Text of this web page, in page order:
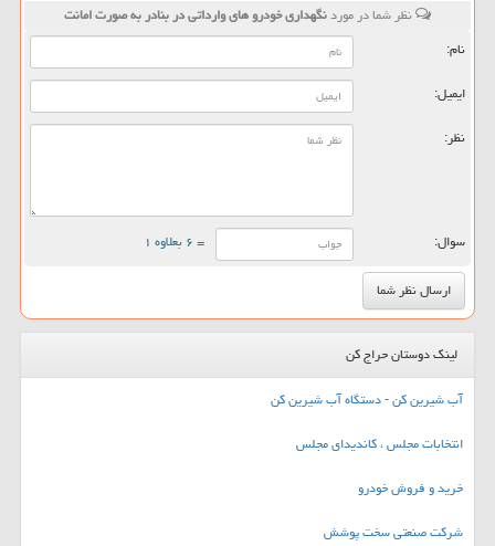
نظر شما در موردنگهداری خودرو های وارداتی در بنادر به صورت امانت
نام:
ایمیل:
نظر:
سوال: = ۶ بعلاوه ۱
لینک دوستان حراج کن
آب شیرین کن - دستگاه آب شیرین کن
انتخابات مجلس ، کاندیدای مجلس
خرید و فروش خودرو
شرکت صنعتی سخت پوشش